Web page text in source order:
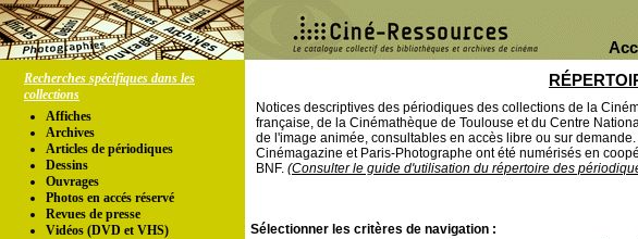
Recherches spécifiques dans les
collections
Affiches
Archives
Articles de périodiques
Dessins
Ouvrages
Photos en accés réservé
Revues de presse
Vidéos (DVD et VHS)
Notices descriptives des périodiques des collections de la
française, de la Cinémathèque de Toulouse et du Centre
de l'image animée, consultables en accès libre ou sur
Cinémagazine et Paris-Photographe ont été numérisés en
BNF. (Consulter le guide d'utilisation du répertoire des
Sélectionner les critères de navigation :